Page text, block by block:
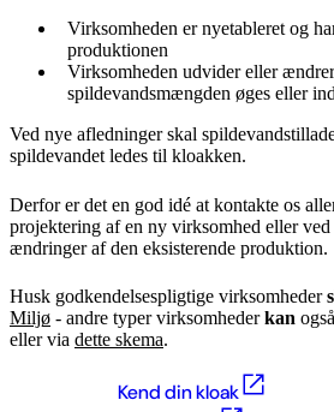
Virksomheden er nyetableret og
produktionen
Virksomheden udvider eller
spildevandsmængden øges eller
Ved nye afledninger skal
spildevandet ledes til kloakken.
Derfor er det en god idé at kontakte os
projektering af en ny virksomhed eller
ændringer af den eksisterende produktion.
Husk godkendelsespligtige virksomheder
Miljø - andre typer virksomhederkan
eller via dette skema.
Kend din kloak